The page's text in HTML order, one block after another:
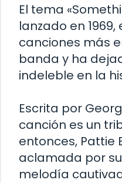
El tema
lanzado en
canciones más
banda y ha
indeleble en la
Escrita por
canción es un
entonces, Pattie
aclamada por
melodía